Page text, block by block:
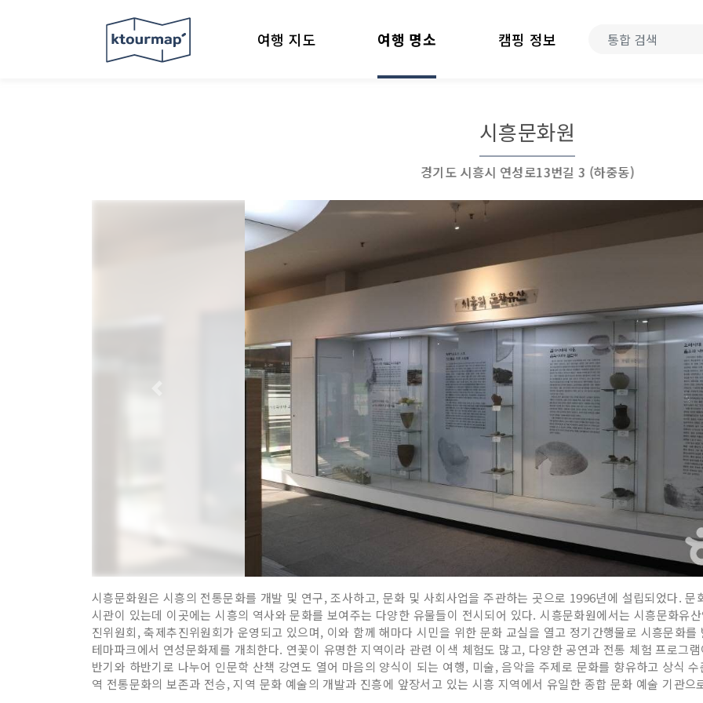
여행 지도 여행 명소 캠핑 정보
시흥문화원
경기도 시흥시 연성로13번길 3 (하중동)
시흥문화원은 시흥의 전통문화를 개발 및 연구, 조사하고, 문화 및 사회사업을 주관하는 곳으로 1996년에 설립되었다.
시관이 있는데 이곳에는 시흥의 역사와 문화를 보여주는 다양한 유물들이 전시되어 있다. 시흥문화원에서는 시흥문화유
진위원회, 축제추진위원회가 운영되고 있으며, 이와 함께 해마다 시민을 위한 문화 교실을 열고 정기간행물로 시흥문화
테마파크에서 연성문화제를 개최한다. 연꽃이 유명한 지역이라 관련 이색 체험도 많고, 다양한 공연과 전통 체험 프로그
반기와 하반기로 나누어 인문학 산책 강연도 열어 마음의 양식이 되는 여행, 미술, 음악을 주제로 문화를 향유하고 상식
역 전통문화의 보존과 전승, 지역 문화 예술의 개발과 진흥에 앞장서고 있는 시흥 지역에서 유일한 종합 문화 예술 기관으